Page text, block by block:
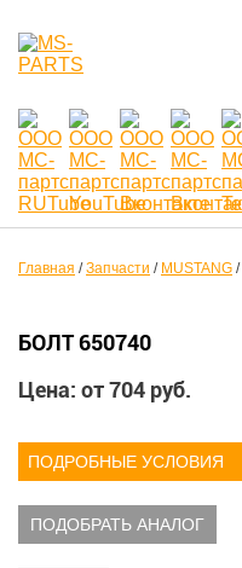
Главная /Запчасти / MUSTANG /
БОЛТ 650740
Цена: от704 руб.
ПОДРОБНЫЕ УСЛОВИЯ
ПОДОБРАТЬ АНАЛОГ